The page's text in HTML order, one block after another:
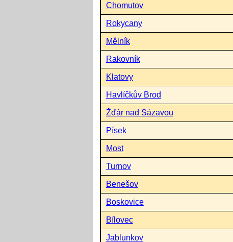
Chomutov
Rokycany
Mělník
Rakovník
Klatovy
Havlíčkův Brod
Žďár nad Sázavou
Písek
Most
Turnov
Benešov
Boskovice
Bílovec
Jablunkov